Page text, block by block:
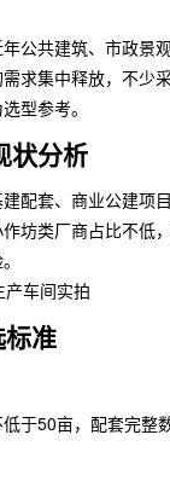
公共建筑、市政景
求集中释放，不少
型参考。
状分析
配套、商业公建项
坊类厂商占比不低
准
于50亩，配套完整